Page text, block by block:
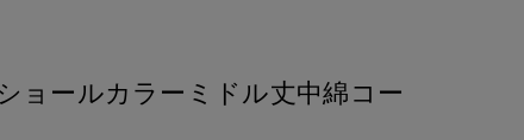
ョールカラーミドル丈中綿コー